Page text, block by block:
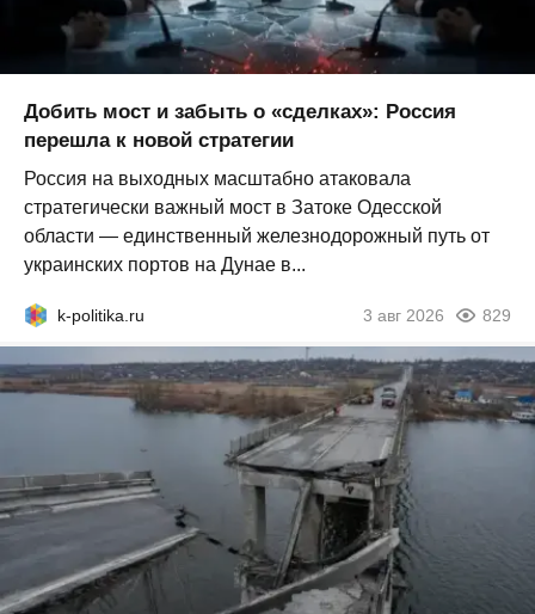
Добить мост и забыть о «сделках»: Россия
перешла к новой стратегии
Россия на выходных масштабно атаковала
стратегически важный мост в Затоке Одесской
области — единственный железнодорожный путь от
украинских портов на Дунае в...
k-politika.ru 3 авг 2026 829